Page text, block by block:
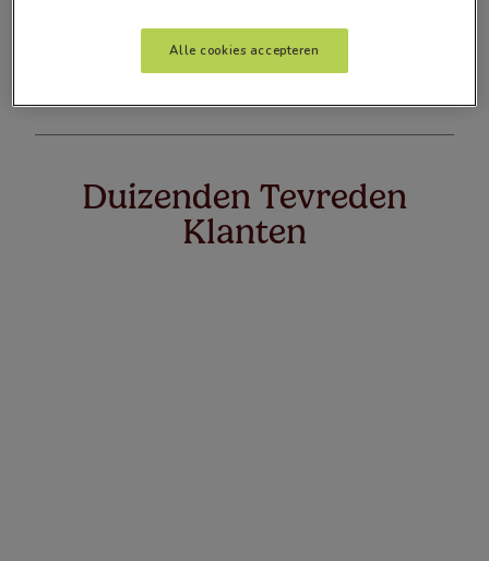
Duizenden Tevreden
Klanten
Alle cookies accepteren